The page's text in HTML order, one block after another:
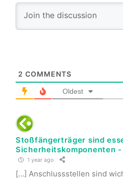
2 COMMENTS
Oldest
Stoßfängerträger sind
Sicherheitskomponenten
1 year ago
[…] Anschlussstellen sind